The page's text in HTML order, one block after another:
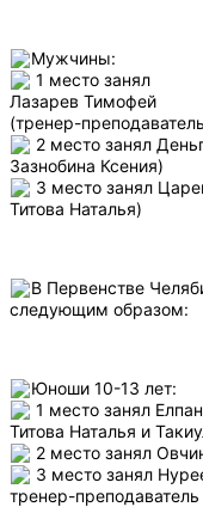
Мужчины:
1 место занял
Лазарев Тимофей
(тренер-
2 место занял
Зазнобина Ксения)
3 место занял
Титова Наталья)
В Первенстве
следующим образом:
Юноши 10-13 лет:
1 место занял
Титова Наталья и
2 место занял
3 место занял
тренер-преподаватель